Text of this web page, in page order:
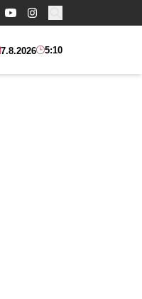
Buscar:
7.8.2026 5:10